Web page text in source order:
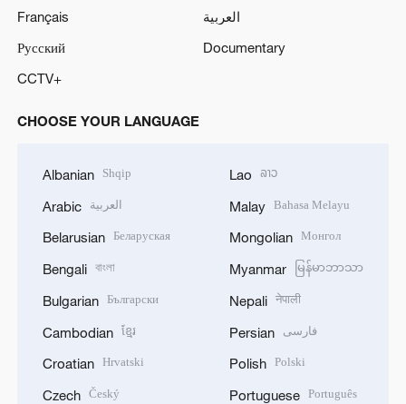
Français
العربية
Русский
Documentary
CCTV+
CHOOSE YOUR LANGUAGE
Albanian Shqip
Arabic العربية
Belarusian Беларуская
Bengali বাংলা
Bulgarian Български
Cambodian ខ្មែរ
Croatian Hrvatski
Czech Český
Lao ລາວ
Malay Bahasa Melayu
Mongolian Монгол
Myanmar မြန်မာဘာသာ
Nepali नेपाली
Persian فارسی
Polish Polski
Portuguese Português